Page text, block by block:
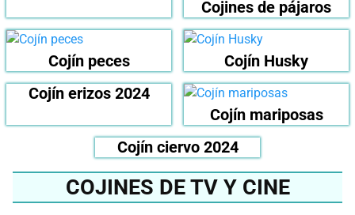
Cojines de pájaros
Cojín peces
Cojín Husky
Cojín erizos 2024
Cojín mariposas
Cojín ciervo 2024
COJINES DE TV Y CINE